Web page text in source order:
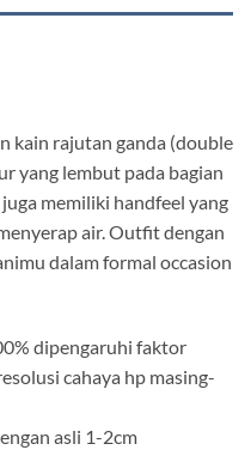
kain rajutan ganda (double
yang lembut pada bagian
memiliki handfeel yang
air. Outfit dengan
dalam formal occasion
dipengaruhi faktor
cahaya hp masing-
asli 1-2cm